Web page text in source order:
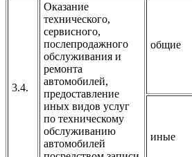
3.4.
Оказание
технического,
сервисного,
послепродажного
обслуживания и
ремонта
автомобилей,
предоставление
иных видов услуг
по техническому
обслуживанию
автомобилей
общие
иные